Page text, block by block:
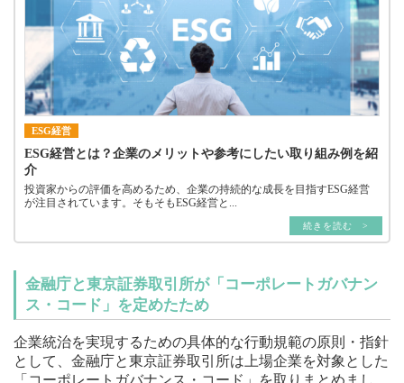
ESG経営
ESG経営とは？企業のメリットや参考にしたい取り組み例を紹
介
投資家からの評価を高めるため、企業の持続的な成長を目指すESG経営
が注目されています。そもそもESG経営と...
続きを読む >
金融庁と東京証券取引所が「コーポレートガバナン
ス・コード」を定めたため
企業統治を実現するための具体的な行動規範の原則・指針
として、金融庁と東京証券取引所は上場企業を対象とした